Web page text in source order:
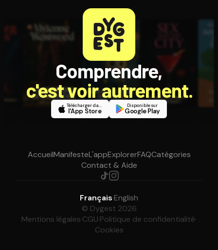
Comprendre,
c'est voir autrement.
Télécharger dans
l'App Store
Disponible sur
Google Play
AccueilManifesteL'appExplorerFAQCatégories
Contact & Aide
Français·English
© Dygest 2026
Mentions légales·CGU·Politique de confidentialité·
Cookies